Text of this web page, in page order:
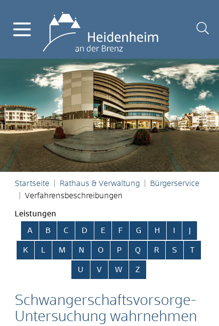
Startseite Rathaus & Verwaltung
Bürgerservice
Verfahrensbeschreibungen
Leistungen
Alphabetisches Register überspringen
A B C D E F G H
K L M N O P Q R S T
U V W Z
Schwangerschaftsvorsorge-
Untersuchung wahrnehmen